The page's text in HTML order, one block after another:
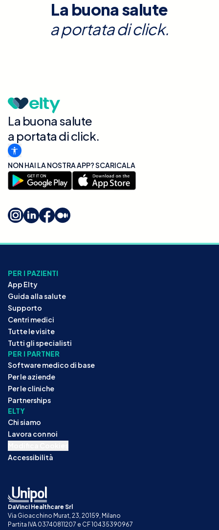
La buona salute
a portata di click.
La buona salute
a portata di click.
NON HAI LA NOSTRA APP? SCARICALA
PER I PAZIENTI
App Elty
Guida alla salute
Supporto
Centri medici
Tutte le visite
Tutti gli specialisti
PER I PARTNER
Software medico di base
Per le aziende
Per le cliniche
Partnerships
ELTY
Chi siamo
Lavora con noi
Accessibilità
DaVinci Healthcare Srl
Via Gioacchino Murat, 23, 20159, Milano
Partita IVA 03740811207 e CF 10435390967